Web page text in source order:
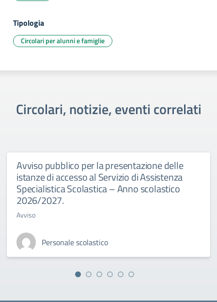
Tipologia
Circolari per alunni e famiglie
Circolari, notizie, eventi correlati
Avviso pubblico per la presentazione delle
istanze di accesso al Servizio di Assistenza
Specialistica Scolastica – Anno scolastico
2026/2027.
Avviso
Personale scolastico